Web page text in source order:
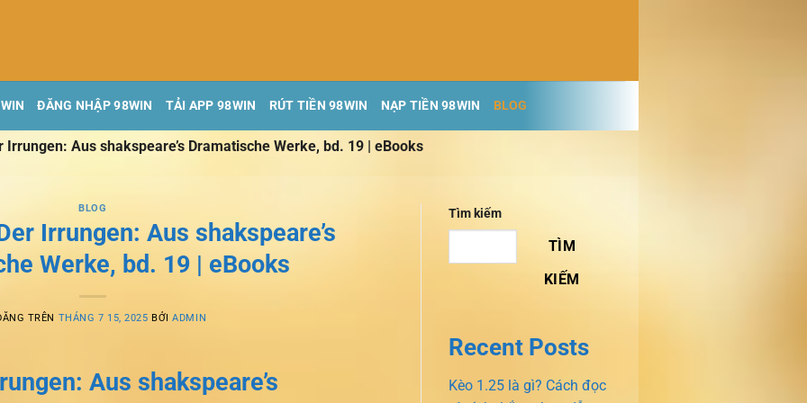
ĐĂNG NHẬP 98WIN TẢI APP 98WIN RÚT TIỀN 98WIN NẠP TIỀN 98WIN BLOG
Irrungen: Aus shakspeare’s Dramatische Werke, bd. 19 | eBooks
BLOG
Irrungen: Aus shakspeare’s
Werke, bd. 19 | eBooks
TRÊN THÁNG 7 15, 2025 BỞIADMIN
Aus shakspeare’s
Tìm kiếm
TÌM
KIẾM
Recent Posts
Kèo 1.25 là gì? Cách đọc